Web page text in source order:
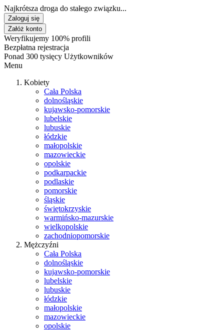
Najkrótsza droga do stałego związku...
Zaloguj się
Załóż konto
Weryfikujemy 100% profili
Bezpłatna rejestracja
Ponad 300 tysięcy Użytkowników
Menu
Kobiety
Cała Polska
dolnośląskie
kujawsko-pomorskie
lubelskie
lubuskie
łódzkie
małopolskie
mazowieckie
opolskie
podkarpackie
podlaskie
pomorskie
śląskie
świętokrzyskie
warmińsko-mazurskie
wielkopolskie
zachodniopomorskie
Mężczyźni
Cała Polska
dolnośląskie
kujawsko-pomorskie
lubelskie
lubuskie
łódzkie
małopolskie
mazowieckie
opolskie